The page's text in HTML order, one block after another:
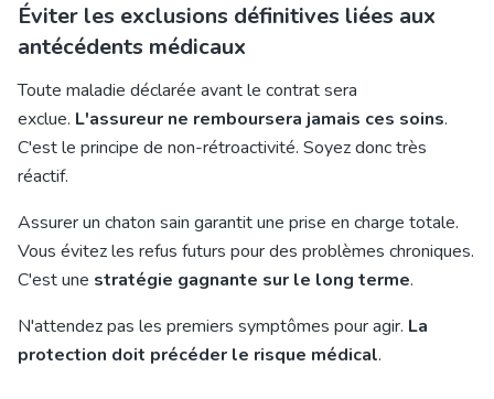
Éviter les exclusions définitives liées aux
antécédents médicaux
Toute maladie déclarée avant le contrat sera
exclue. L'assureur ne remboursera jamais ces soins.
C'est le principe de non-rétroactivité. Soyez donc très
réactif.
Assurer un chaton sain garantit une prise en charge totale.
Vous évitez les refus futurs pour des problèmes chroniques.
C'est une stratégie gagnante sur le long terme.
N'attendez pas les premiers symptômes pour agir. La
protection doit précéder le risque médical.